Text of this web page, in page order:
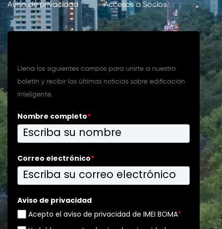
Aviso de privacidad Accesos a Socios
Llena los siguientes campos para unirte a nuestro
boletín y recibir las últimas noticias sobre edificación
inteligente.
Nombre completo*
Correo electrónico*
Aviso de privacidad
Acepto el aviso de privacidad de IMEI BOMA*